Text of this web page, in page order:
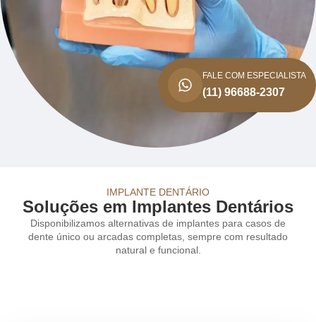
FALE COM ESPECIALISTA
(11) 96688-2307
IMPLANTE DENTÁRIO
Soluções em Implantes Dentários
Disponibilizamos alternativas de implantes para casos de
dente único ou arcadas completas, sempre com resultado
natural e funcional.